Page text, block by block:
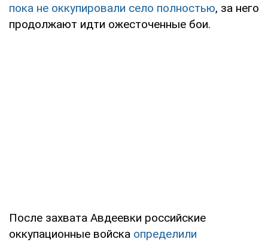
пока не оккупировали село полностью, за него
продолжают идти ожесточенные бои.
После захвата Авдеевки российские
оккупационные войска определили